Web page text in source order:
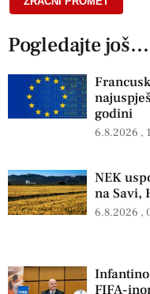
Pogledajte još...
godini
6.8.2026
NEK
na Savi,
6.8.2026
FIFA-